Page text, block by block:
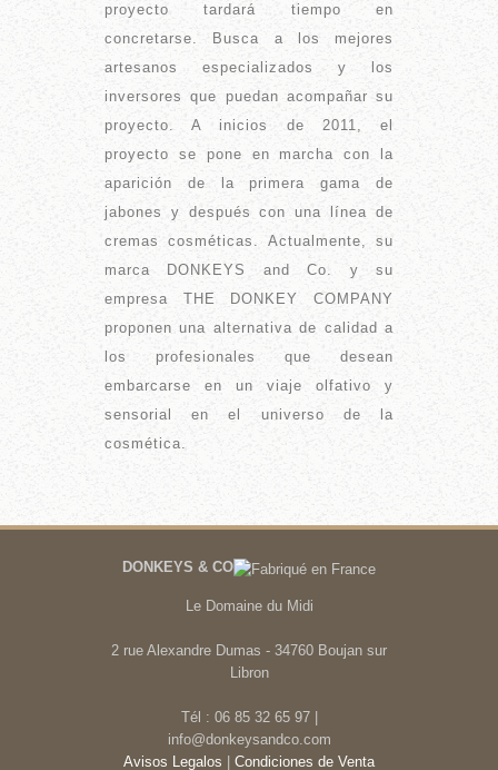
proyecto tardará tiempo en
concretarse. Busca a los mejores
artesanos especializados y los
inversores que puedan acompañar su
proyecto. A inicios de 2011, el
proyecto se pone en marcha con la
aparición de la primera gama de
jabones y después con una línea de
cremas cosméticas. Actualmente, su
marca DONKEYS and Co. y su
empresa THE DONKEY COMPANY
proponen una alternativa de calidad a
los profesionales que desean
embarcarse en un viaje olfativo y
sensorial en el universo de la
cosmética.
DONKEYS & CO
Le Domaine du Midi
2 rue Alexandre Dumas - 34760 Boujan sur
Libron
Tél : 06 85 32 65 97 |
info@donkeysandco.com
Avisos Legalos
Condiciones de Venta